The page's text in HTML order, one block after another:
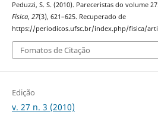
Peduzzi, S. S. (2010). Pareceristas do volume 27.
Física, 27(3), 621–625. Recuperado de
https://periodicos.ufsc.br/index.php/fisica/
Fomatos de Citação
Edição
v. 27 n. 3 (2010)